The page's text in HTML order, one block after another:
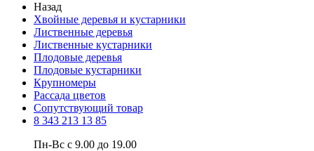
Назад
Хвойные деревья и кустарники
Лиственные деревья
Лиственные кустарники
Плодовые деревья
Плодовые кустарники
Крупномеры
Рассада цветов
Сопутствующий товар
8 343 213 13 85
Пн-Вс с 9.00 до 19.00